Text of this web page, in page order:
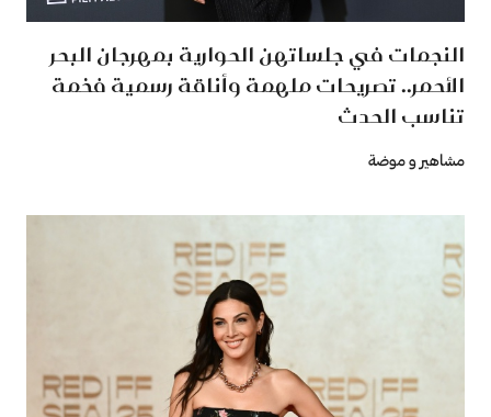
النجمات في جلساتهن الحوارية بمهرجان البحر
الأحمر.. تصريحات ملهمة وأناقة رسمية فخمة
تناسب الحدث
مشاهير و موضة